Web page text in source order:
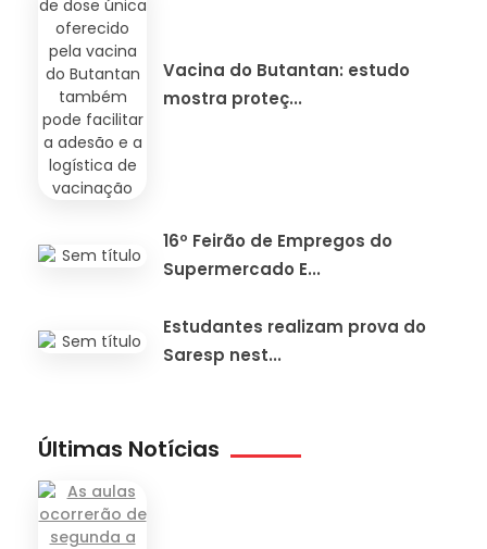
Vacina do Butantan: estudo
mostra proteç...
16º Feirão de Empregos do
Supermercado E...
Estudantes realizam prova do
Saresp nest...
Últimas Notícias